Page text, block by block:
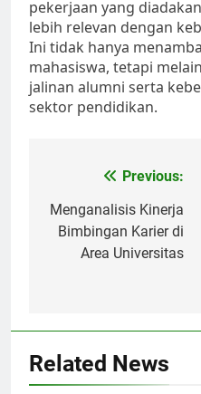
pekerjaan yang
lebih relevan dengan
Ini tidak hanya
mahasiswa, tetapi
jalinan alumni serta
sektor pendidikan.
navigation
Previous:
Menganalisis Kinerja
Bimbingan Karier di
Area Universitas
Related News